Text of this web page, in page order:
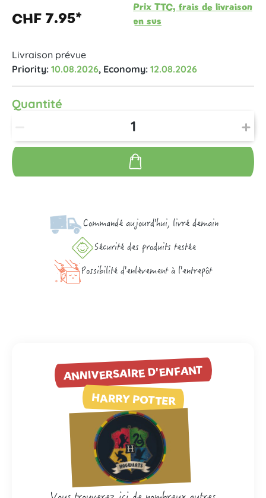
CHF 7.95*
Prix TTC, frais de livraison
en sus
Livraison prévue
Priority: 10.08.2026, Economy: 12.08.2026
Quantité
Commandé aujourd'hui, livré demain
Sécurité des produits testée
Possibilité d'enlèvement à l'entrepôt
ANNIVERSAIRE D'ENFANT
HARRY POTTER